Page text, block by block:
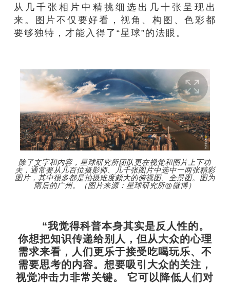
从几千张相片中精挑细选出几十张呈现出
来。图片不仅要好看，视角、构图、色彩都
要够独特，才能入得了“星球”的法眼。
除了文字和内容，星球研究所团队更在视觉和图片上下功
夫，通常要从几百位摄影师、几千张图片中选中一两张精彩
图片，其中很多都是拍摄难度颇大的俯视图、全景图。图为
雨后的广州。（图片来源：星球研究所@微博）
“我觉得科普本身其实是反人性的。
你想把知识传递给别人，但从大众的心理
需求来看，人们更乐于接受吃喝玩乐、不
需要思考的内容。想要吸引大众的关注，
视觉冲击力非常关键。 它可以降低人们对